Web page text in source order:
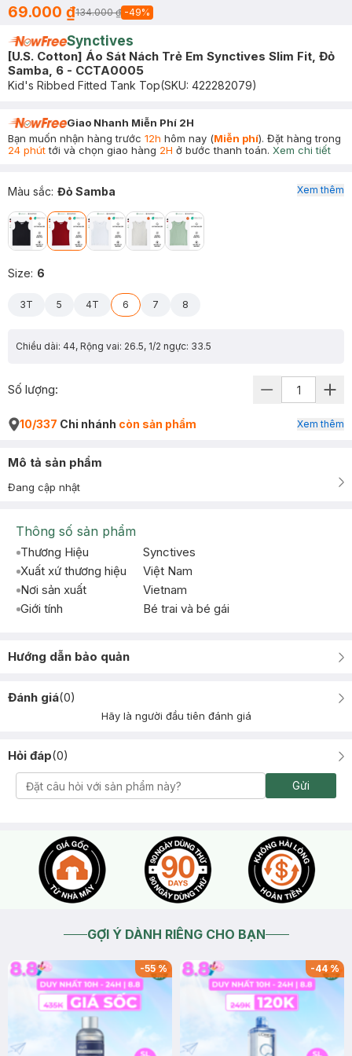
69.000 ₫134.000 ₫ -49%
Synctives
[U.S. Cotton] Áo Sát Nách Trẻ Em Synctives Slim Fit, Đỏ
Samba, 6 - CCTA0005
Kid's Ribbed Fitted Tank Top(SKU: 422282079)
Giao Nhanh Miễn Phí 2H
Bạn muốn nhận hàng trước 12h hôm nay (Miễn phí). Đặt hàng trong
24 phúttới và chọn giao hàng 2H ở bước thanh toán. Xem chi tiết
Màu sắc: Đỏ Samba
Size: 6
3T 5 4T 6 7 8
Chiều dài: 44, Rộng vai: 26.5, 1/2 ngực: 33.5
Xem thêm
Số lượng:
10/337 Chi nhánh còn sản phẩm Xem thêm
Mô tả sản phẩm
Đang cập nhật
Thông số sản phẩm
Thương Hiệu
Synctives
Xuất xứ thương hiệu
Việt Nam
Nơi sản xuất
Vietnam
Giới tính
Bé trai và bé gái
Hướng dẫn bảo quản
Đánh giá(0)
Hãy là người đầu tiên đánh giá
Hỏi đáp(0)
Gửi
GỢI Ý DÀNH RIÊNG CHO BẠN
-55% -44%